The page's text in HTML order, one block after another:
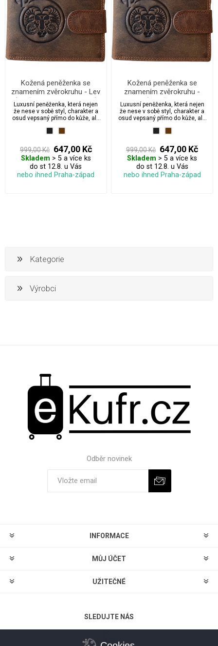
Kožená peněženka se
znamením zvěrokruhu - Lev
(23. července – 22. srpna)
Luxusní peněženka, která nejen
že nese v sobě styl, charakter a
osud vepsaný přímo do kůže, ale
dárkového balení, které promění
zážitek. Vyberte si svou verzi: od
elegantní “S péčí – impregnace
zdarma”, přes „S péčí + dárkem“
až po oblíbenou verzi „Pro štěstí s
péčí + pravý čtyřlístek“ — darujte
více než jen peněženku. Dostupné
999,00 Kč 647,00 Kč
Skladem > 5 a více ks
do st 12.8. u Vás
nebo ihned Praha-západ
Kožená peněženka se
znamením zvěrokruhu -
Beran (21. března – 19.
dubna)
Luxusní peněženka, která nejen
že nese v sobě styl, charakter a
osud vepsaný přímo do kůže, ale
dárkového balení, které promění
zážitek. Vyberte si svou verzi: od
elegantní “S péčí – impregnace
zdarma”, přes „S péčí + dárkem“
až po oblíbenou verzi „Pro štěstí s
péčí + pravý čtyřlístek“ — darujte
více než jen peněženku. Dostupné
999,00 Kč 647,00 Kč
Skladem > 5 a více ks
do st 12.8. u Vás
nebo ihned Praha-západ
Kategorie
Výrobci
Odběr novinek
INFORMACE
MŮJ ÚČET
UŽITEČNÉ
SLEDUJTE NÁS